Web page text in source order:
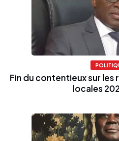
Fin du contentieux sur
locales